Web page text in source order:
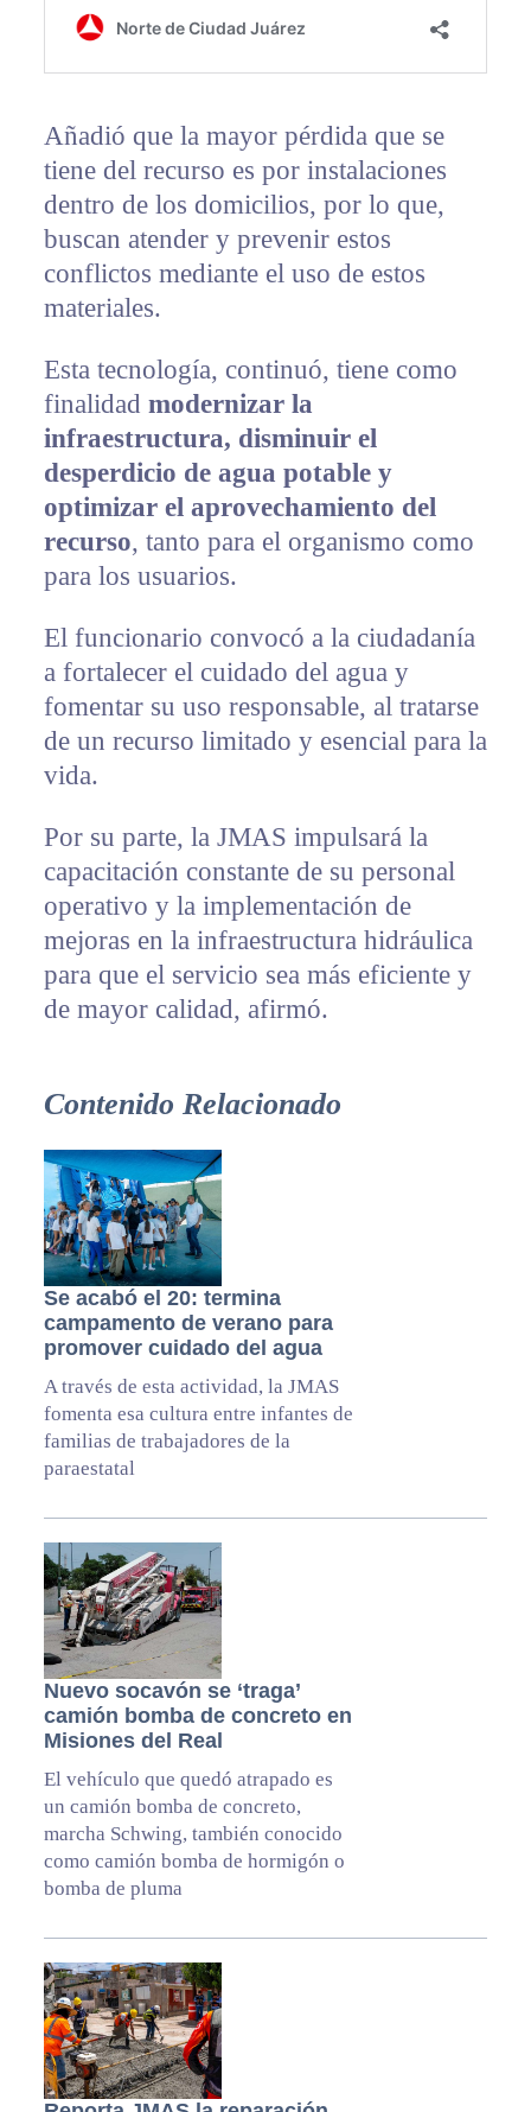
Añadió que la mayor pérdida que se
tiene del recurso es por instalaciones
dentro de los domicilios, por lo que,
buscan atender y prevenir estos
conflictos mediante el uso de estos
materiales.
Esta tecnología, continuó, tiene como
finalidad modernizar la
infraestructura, disminuir el
desperdicio de agua potable y
optimizar el aprovechamiento del
recurso, tanto para el organismo como
para los usuarios.
El funcionario convocó a la ciudadanía
a fortalecer el cuidado del agua y
fomentar su uso responsable, al tratarse
de un recurso limitado y esencial para la
vida.
Por su parte, la JMAS impulsará la
capacitación constante de su personal
operativo y la implementación de
mejoras en la infraestructura hidráulica
para que el servicio sea más eficiente y
de mayor calidad, afirmó.
Contenido Relacionado
Se acabó el 20: termina
campamento de verano para
promover cuidado del agua
A través de esta actividad, la JMAS
fomenta esa cultura entre infantes de
familias de trabajadores de la
paraestatal
Nuevo socavón se ‘traga’
camión bomba de concreto en
Misiones del Real
El vehículo que quedó atrapado es
un camión bomba de concreto,
marcha Schwing, también conocido
como camión bomba de hormigón o
bomba de pluma